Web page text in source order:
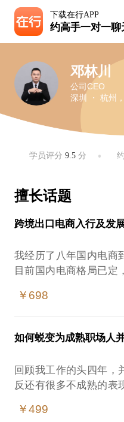
下载在行APP
约高手一对一聊
邓林川
公司CEO
深圳 ・ 杭州
学员评分9.5 分
擅长话题
跨境出口电商入行及发
我经历了八年国内电商
目前国内电商格局已定
长远的政策也依然会
在这样的大背景下，
市场定位？在不同经济
做好本地化运营？如何
在不同的阶段应该用怎
￥698
如何蜕变为成熟职场人
回顾我工作的头四年，
反还有很多不成熟的表
场的新人，在我逐渐
￥499